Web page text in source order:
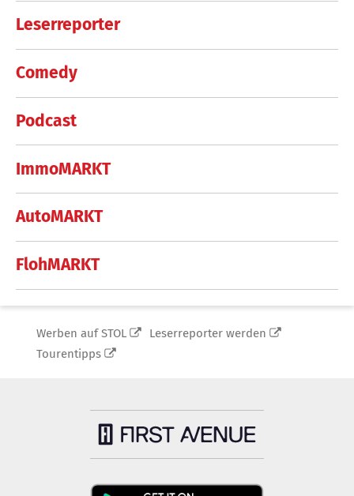
Leserreporter
Comedy
Podcast
ImmoMARKT
AutoMARKT
FlohMARKT
Werben auf STOL
Leserreporter werden
Tourentipps